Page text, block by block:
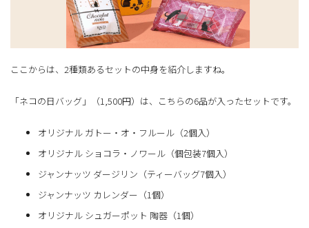
ここからは、2種類あるセットの中身を紹介しますね。
「ネコの日バッグ」（1,500円）は、こちらの6品が入ったセットです。
オリジナル ガトー・オ・フルール（2個入）
オリジナル ショコラ・ノワール（個包装7個入）
ジャンナッツ ダージリン（ティーバッグ7個入）
ジャンナッツ カレンダー（1個）
オリジナル シュガーポット 陶器（1個）